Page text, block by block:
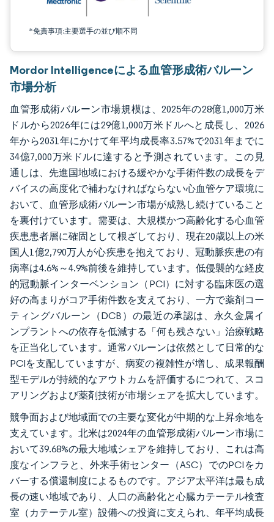
*免責事項:主要選手の並び順不同
Mordor Intelligenceによる血管形成術バルーン
市場分析
血管形成術バルーン市場規模は、2025年の28億1,000万米
ドルから2026年には29億1,000万米ドルへと成長し、2026
年から2031年にかけて年平均成長率3.57%で2031年までに
34億7,000万米ドルに達すると予測されています。この見
通しは、先進国地域における緩やかな手術件数の成長をデ
バイスの高度化で補わなければならない心血管ケア環境に
おいて、血管形成術バルーン市場が成熟し続けていること
を裏付けています。需要は、大規模かつ高齢化する心血管
疾患患者層に確固として根ざしており、現在20歳以上の米
国人1億2,790万人が心疾患を抱えており、冠動脈疾患の有
病率は4.6%～4.9%前後を維持しています。低侵襲的な経皮
的冠動脈インターベンション（PCI）に対する臨床医の選
好の高まりがコア手術件数を支えており、一方で薬剤コー
ティングバルーン（DCB）の最近の承認は、永久金属イ
ンプラントへの依存を低減する「何も残さない」治療戦略
を正当化しています。通常バルーンは依然として日常的な
PCIを支配していますが、病変の複雑性が増し、成果報酬
型モデルが持続的なアウトカムを評価するにつれて、スコ
アリングおよび薬剤技術が市場シェアを拡大しています。
競争面および地域面での主要な変化が中期的な上昇余地を
支えています。北米は2024年の血管形成術バルーン市場に
おいて39.68%の最大地域シェアを維持しており、これは高
度なインフラと、外来手術センター（ASC）でのPCIをカ
バーする償還制度によるものです。アジア太平洋は最も成
長の速い地域であり、人口の高齢化と心臓カテーテル検査
室（カテーテル室）設備への投資に支えられ、年平均成長